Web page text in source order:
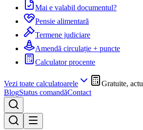
Mai e valabil documentul?
Pensie alimentară
Termene judiciare
Amendă circulație + puncte
Calculator procente
Vezi toate calculatoarele
Gratuite,
BlogStatus comandăContact